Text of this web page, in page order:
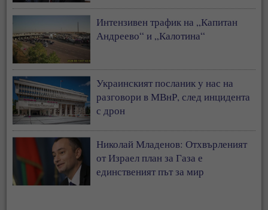
Интензивен трафик на „Капитан
Андреево“ и „Калотина“
Украинският посланик у нас на
разговори в МВнР, след инцидента
с дрон
Николай Младенов: Отхвърленият
от Израел план за Газа е
единственият път за мир